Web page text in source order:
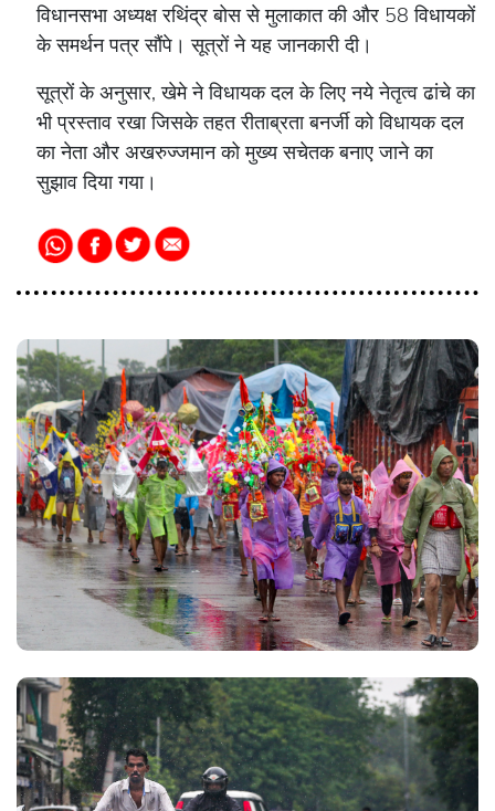
विधानसभा अध्यक्ष रथिंद्र बोस से मुलाकात की और 58 विधायकों
के समर्थन पत्र सौंपे। सूत्रों ने यह जानकारी दी।
सूत्रों के अनुसार, खेमे ने विधायक दल के लिए नये नेतृत्व ढांचे का
भी प्रस्ताव रखा जिसके तहत रीताब्रता बनर्जी को विधायक दल
का नेता और अखरुज्जमान को मुख्य सचेतक बनाए जाने का
सुझाव दिया गया।